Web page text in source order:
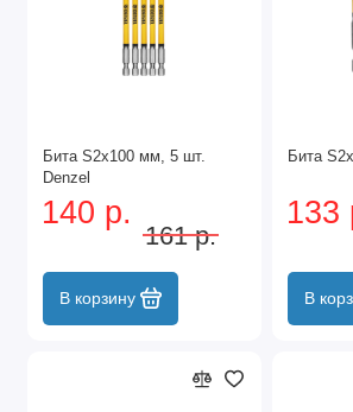
Бита S2x100 мм, 5 шт.
Denzel
140 р.
161 р.
В корзину
Бита
133
В